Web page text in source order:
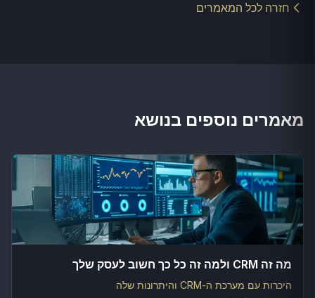
חזרה לכל המאמרים
מאמרים נוספים בנושא
מה זה CRM ולמה זה כל כך חשוב לעסק שלך
היכרות עם מערכת ה-CRM והיתרונות שלה